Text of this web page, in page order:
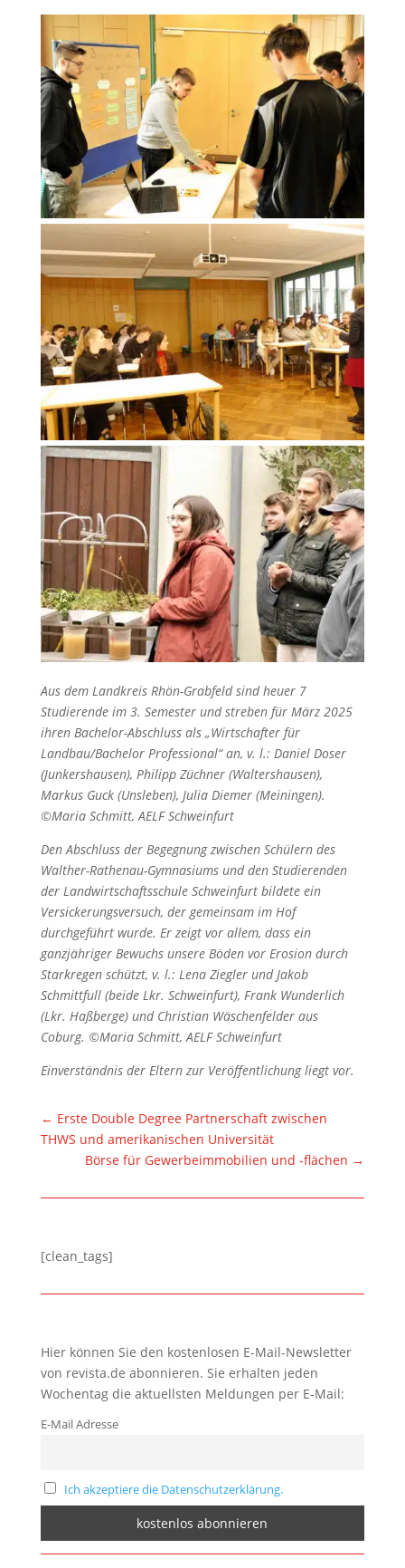
Aus dem Landkreis Rhön-Grabfeld sind heuer 7
Studierende im 3. Semester und streben für März 2025
ihren Bachelor-Abschluss als „Wirtschafter für
Landbau/Bachelor Professional“ an, v. l.: Daniel Doser
(Junkershausen), Philipp Züchner (Waltershausen),
Markus Guck (Unsleben), Julia Diemer (Meiningen).
©Maria Schmitt, AELF Schweinfurt
Den Abschluss der Begegnung zwischen Schülern des
Walther-Rathenau-Gymnasiums und den Studierenden
der Landwirtschaftsschule Schweinfurt bildete ein
Versickerungsversuch, der gemeinsam im Hof
durchgeführt wurde. Er zeigt vor allem, dass ein
ganzjähriger Bewuchs unsere Böden vor Erosion durch
Starkregen schützt, v. l.: Lena Ziegler und Jakob
Schmittfull (beide Lkr. Schweinfurt), Frank Wunderlich
(Lkr. Haßberge) und Christian Wäschenfelder aus
Coburg. ©Maria Schmitt, AELF Schweinfurt
Einverständnis der Eltern zur Veröffentlichung liegt vor.
← Erste Double Degree Partnerschaft zwischen
THWS und amerikanischen Universität
Börse für Gewerbeimmobilien und -flächen →
[clean_tags]
Hier können Sie den kostenlosen E-Mail-Newsletter
von revista.de abonnieren. Sie erhalten jeden
Wochentag die aktuellsten Meldungen per E-Mail:
E-Mail Adresse
Ich akzeptiere die Datenschutzerklärung.